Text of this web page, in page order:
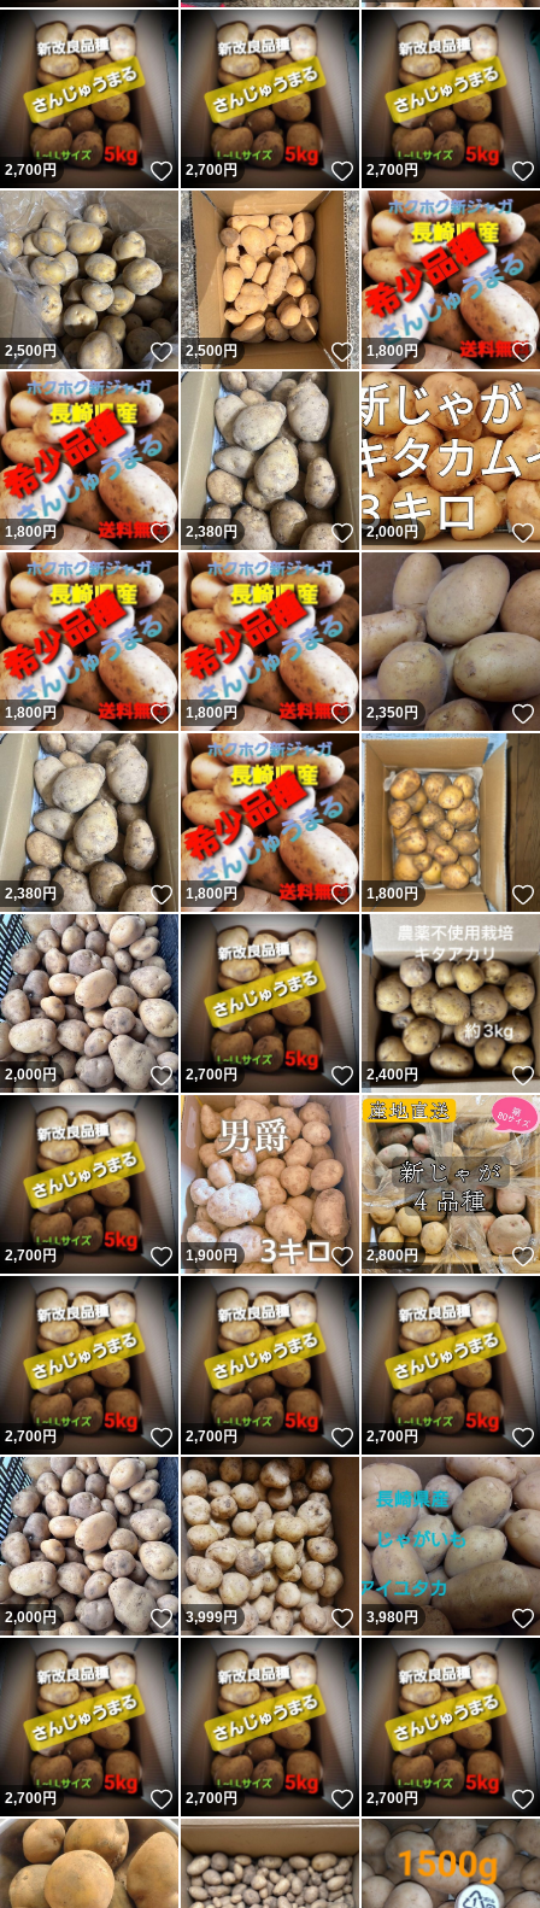
2,700円 いいね！
2,700円 いいね！
2,700円
2,500円 いいね！
2,500円 いいね！
1,800 円
1,800 円 いいね！
2,380円 いいね！
2,000円
1,800 円 いいね！
1,800 円 いいね！
2,350円
2,380円 いいね！
1,800 円 いいね！
1,800円
2,000円 いいね！
2,700円 いいね！
2,400円
2,700円 いいね！
1,900円 いいね！
2,800円
2,700円 いいね！
2,700円 いいね！
2,700円
2,000円 いいね！
3,999円 いいね！
3,980円
2,700円 いいね！
2,700円 いいね！
2,700円